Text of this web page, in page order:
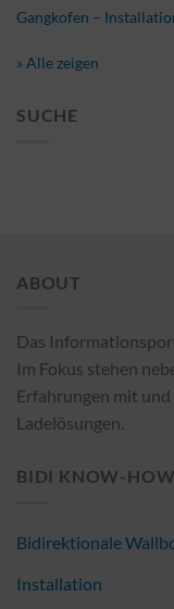
Gangkofen –
» Alle zeigen
SUCHE
ABOUT
Das
Im Fokus stehen
Erfahrungen mit
Ladelösungen.
BIDI KNOW-HOW
Bidirektionale
Installation